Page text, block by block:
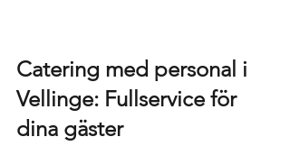
Catering med personal i
Vellinge: Fullservice för
dina gäster